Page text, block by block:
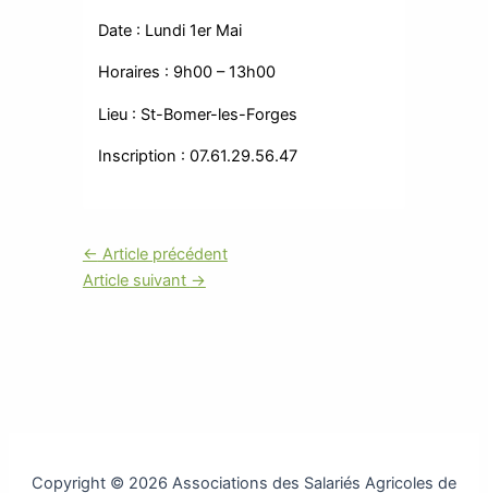
Date : Lundi 1er Mai
Horaires : 9h00 – 13h00
Lieu : St-Bomer-les-Forges
Inscription : 07.61.29.56.47
← Article précédent
Article suivant →
Copyright © 2026 Associations des Salariés Agricoles de